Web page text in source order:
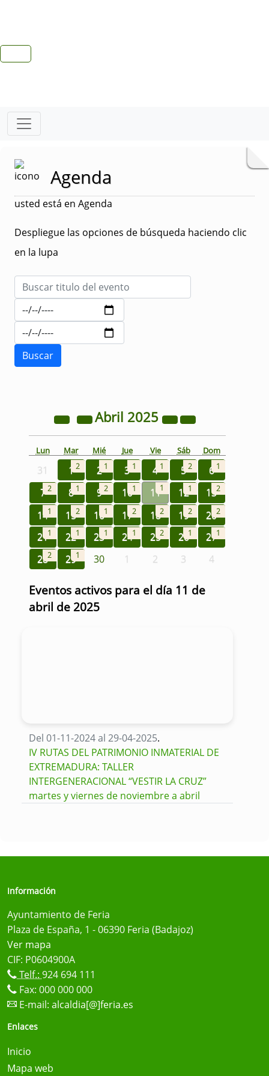
Agenda
usted está en Agenda
Despliegue las opciones de búsqueda haciendo clic
en la lupa
Abril 2025
Lun Mar Mié Jue Vie Sáb Dom
31 12 2 1 3 1 4 1 52 6 1
72 8 1 92 101 111 121 132
141 152 161 172 182 192 202
211 221 231 241 252 261 271
282 291 30 1 2 3 4
Eventos activos para el día 11 de
abril de 2025
Del 01-11-2024 al 29-04-2025.
IV RUTAS DEL PATRIMONIO INMATERIAL DE
EXTREMADURA: TALLER
INTERGENERACIONAL “VESTIR LA CRUZ”
martes y viernes de noviembre a abril
Información
Ayuntamiento de Feria
Plaza de España, 1 - 06390 Feria (Badajoz)
Ver mapa
CIF: P0604900A
Telf.: 924 694 111
Fax: 000 000 000
E-mail: alcaldia[@]feria.es
Enlaces
Inicio
Mapa web